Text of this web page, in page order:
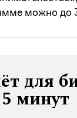
можно до
для
минут